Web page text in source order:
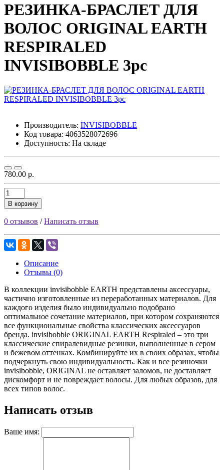
РЕЗИНКА-БРАСЛЕТ ДЛЯ
ВОЛОС ORIGINAL EARTH
RESPIRALED
INVISIBOBBLE 3pc
Производитель: INVISIBOBBLE
Код товара: 4063528072696
Доступность: На складе
780.00 р.
В корзину
0 отзывов /Написать отзыв
Описание
Отзывы (0)
В коллекции invisibobble EARTH представлены аксессуары,
частично изготовленные из переработанных материалов. Для
каждого изделия было индивидуально подобрано
оптимальное сочетание материалов, при котором сохраняются
все функциональные свойства классических аксессуаров
бренда. invisibobble ORIGINAL EARTH Respiraled – это три
классические спиралевидные резинки, выполненные в сером
и бежевом оттенках. Комбинируйте их в своих образах, чтобы
подчеркнуть свою индивидуальность. Как и все резиночки
invisibobble, ORIGINAL не оставляет заломов, не доставляет
дискомфорт и не повреждает волосы. Для любых образов, для
всех типов волос.
Написать отзыв
Ваше имя: